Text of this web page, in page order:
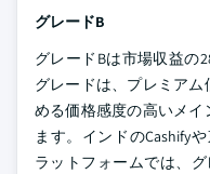
グレードB
グレードBは市場収益の
グレードは、プレミア
める価格感度の高いメ
ます。インドのCashify
ラットフォームでは、